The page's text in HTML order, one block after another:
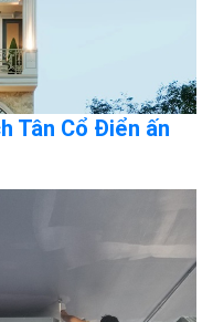
Tân Cổ Điển ấn